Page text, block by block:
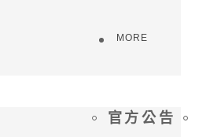
MORE
官方公告